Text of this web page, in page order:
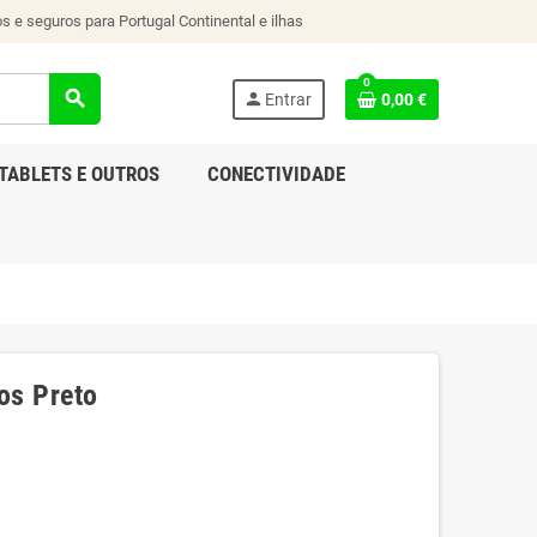
e seguros para Portugal Continental e ilhas
search person Entrar
0
0,00 €
E OUTROS CONECTIVIDADE
Preto